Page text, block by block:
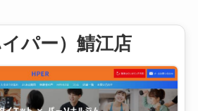
パー）鯖江店